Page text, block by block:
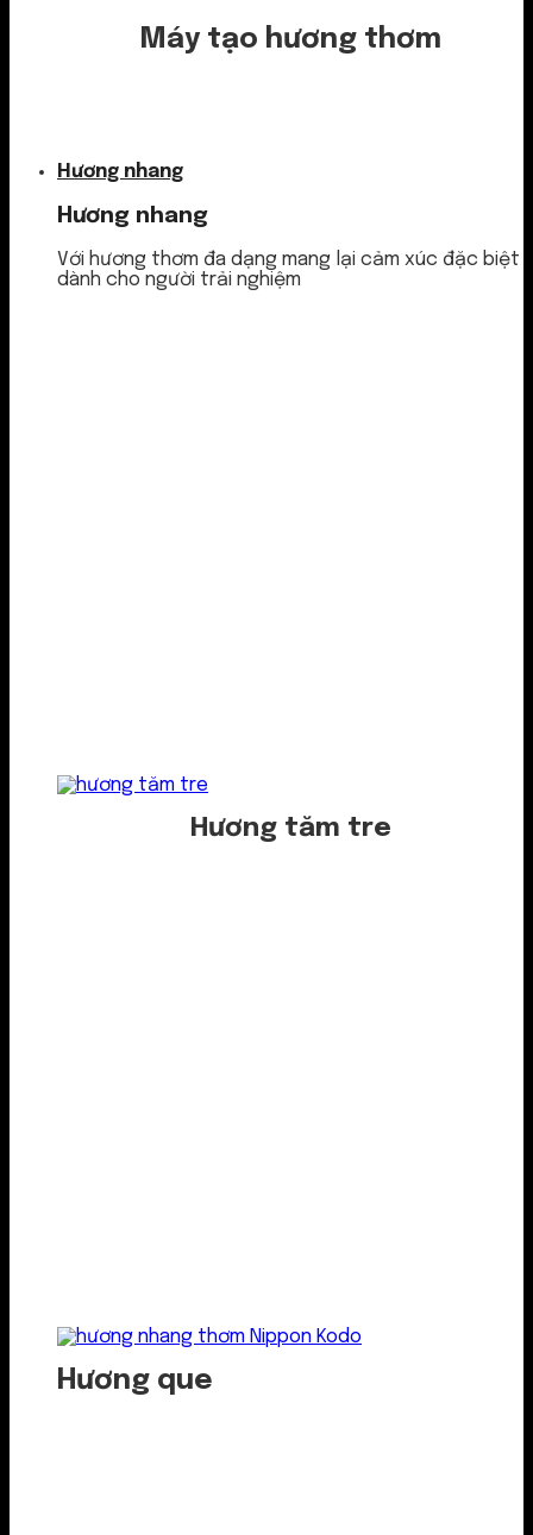
Máy tạo hương thơm
Hương nhang
Hương nhang
Với hương thơm đa dạng mang lại cảm xúc đặc biệt
dành cho người trải nghiệm
Hương tăm tre
Hương que